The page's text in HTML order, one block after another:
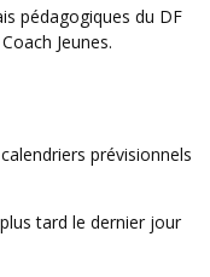
pédagogiques du DF
Jeunes.
prévisionnels
tard le dernier jour